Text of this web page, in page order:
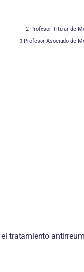
2 Profesor Titular de
3 Profesor Asociado de
tratamiento